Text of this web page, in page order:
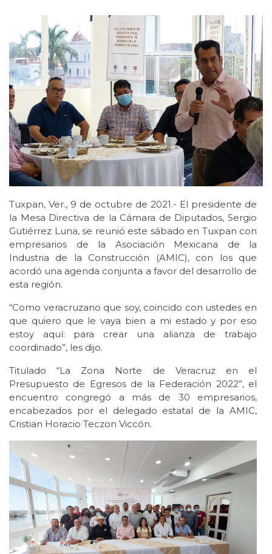
Tuxpan, Ver., 9 de octubre de 2021.- El presidente de
la Mesa Directiva de la Cámara de Diputados, Sergio
Gutiérrez Luna, se reunió este sábado en Tuxpan con
empresarios de la Asociación Mexicana de la
Industria de la Construcción (AMIC), con los que
acordó una agenda conjunta a favor del desarrollo de
esta región.
“Como veracruzano que soy, coincido con ustedes en
que quiero que le vaya bien a mi estado y por eso
estoy aquí: para crear una alianza de trabajo
coordinado”, les dijo.
Titulado “La Zona Norte de Veracruz en el
Presupuesto de Egresos de la Federación 2022”, el
encuentro congregó a más de 30 empresarios,
encabezados por el delegado estatal de la AMIC,
Cristian Horacio Teczon Viccón.